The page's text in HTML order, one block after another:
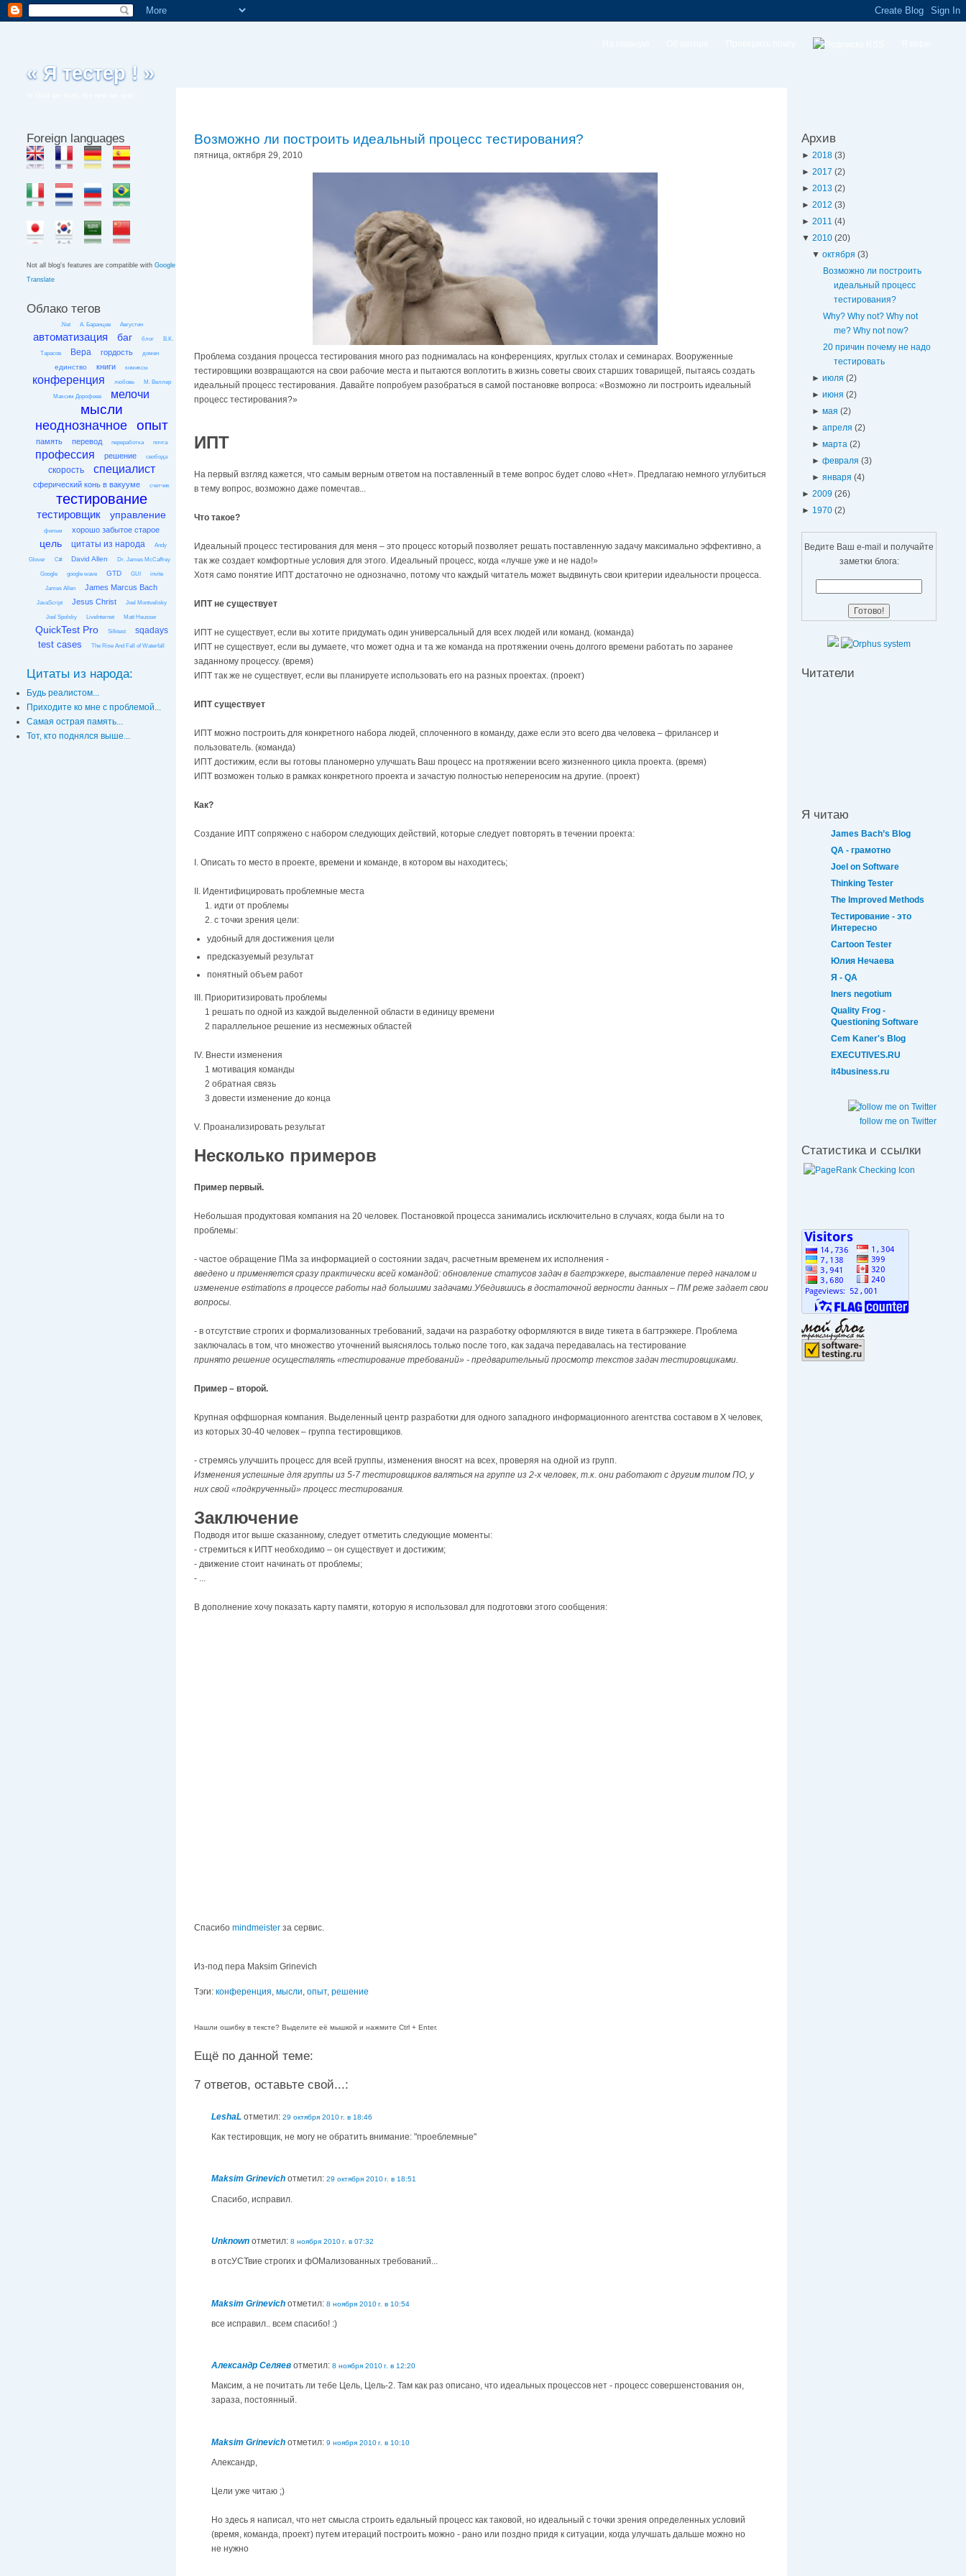
« Я тестер ! »
Foreign languages
Not all blog's features are compatible with Google
Translate
Облако тегов
.Net А. Баранцев Августин
автоматизация баг блог В.К.
Тарасов Вера гордость домен
единство книги комиксы
конференция любовь М. Веллер
Максим Дорофеев мелочи
мысли
неоднозначное опыт
память перевод переработка почта
профессия решение свобода
скорость специалист
сферический конь в вакууме счетчик
тестирование
тестировщик управление
фильм хорошо забытое старое
цель цитаты из народа Andy
Glover C# David Allen Dr. James McCaffrey
Google google wave GTD GUI invite
James Allen James Marcus Bach
JavaScript Jesus Christ Joel Montvelisky
Joel Spolsky LiveInternet Matt Heusser
QuickTest Pro Silktest sqadays
test cases The Rise And Fall of Waterfall
Цитаты из народа:
Будь реалистом...
Приходите ко мне с проблемой...
Самая острая память...
Тот, кто поднялся выше...
Возможно ли построить идеальный процесс тестирования?
пятница, октября 29, 2010
Проблема создания процесса тестирования много раз поднималась на конференциях, круглых столах и семинарах. Вооруженные
тестировщики возвращаются на свои рабочие места и пытаются воплотить в жизнь советы своих старших товарищей, пытаясь создать
идеальный процесс тестирования. Давайте попробуем разобраться в самой постановке вопроса: «Возможно ли построить идеальный
процесс тестирования?»
ИПТ
На первый взгляд кажется, что самым верным ответом на поставленный в теме вопрос будет слово «Нет». Предлагаю немного углубиться
в тему вопрос, возможно даже помечтав...
Что такое?
Идеальный процесс тестирования для меня – это процесс который позволяет решать поставленную задачу максимально эффективно, а
так же создает комфортные условия для этого. Идеальный процесс, когда «лучше уже и не надо!»
Хотя само понятие ИПТ достаточно не однозначно, потому что каждый читатель может выдвинуть свои критерии идеальности процесса.
ИПТ не существует
ИПТ не существует, если вы хотите придумать один универсальный для всех людей или команд. (команда)
ИПТ не существует, если вы думаете, что может одна и та же команда на протяжении очень долгого времени работать по заранее
заданному процессу. (время)
ИПТ так же не существует, если вы планируете использовать его на разных проектах. (проект)
ИПТ существует
ИПТ можно построить для конкретного набора людей, сплоченного в команду, даже если это всего два человека – фрилансер и
пользователь. (команда)
ИПТ достижим, если вы готовы планомерно улучшать Ваш процесс на протяжении всего жизненного цикла проекта. (время)
ИПТ возможен только в рамках конкретного проекта и зачастую полностью непереносим на другие. (проект)
Как?
Создание ИПТ сопряжено с набором следующих действий, которые следует повторять в течении проекта:
I. Описать то место в проекте, времени и команде, в котором вы находитесь;
II. Идентифицировать проблемные места
1. идти от проблемы
2. с точки зрения цели:
удобный для достижения цели
предсказуемый результат
понятный объем работ
III. Приоритизировать проблемы
1 решать по одной из каждой выделенной области в единицу времени
2 параллельное решение из несмежных областей
IV. Внести изменения
1 мотивация команды
2 обратная связь
3 довести изменение до конца
V. Проанализировать результат
Несколько примеров
Пример первый.
Небольшая продуктовая компания на 20 человек. Постановкой процесса занимались исключительно в случаях, когда были на то
проблемы:
- частое обращение ПМа за информацией о состоянии задач, расчетным временем их исполнения -
введено и применяется сразу практически всей командой: обновление статусов задач в багтрэккере, выставление перед началом и
изменение estimations в процессе работы над большими задачами.Убедившись в достаточной верности данных – ПМ реже задает свои
вопросы.
- в отсутствие строгих и формализованных требований, задачи на разработку оформляются в виде тикета в багтрэккере. Проблема
заключалась в том, что множество уточнений выяснялось только после того, как задача передавалась на тестирование
принято решение осуществлять «тестирование требований» - предварительный просмотр текстов задач тестировщиками.
Пример – второй.
Крупная оффшорная компания. Выделенный центр разработки для одного западного информационного агентства составом в Х человек,
из которых 30-40 человек – группа тестировщиков.
- стремясь улучшить процесс для всей группы, изменения вносят на всех, проверяя на одной из групп.
Изменения успешные для группы из 5-7 тестировщиков валяться на группе из 2-х человек, т.к. они работают с другим типом ПО, у
них свой «подкрученный» процесс тестирования.
Заключение
Подводя итог выше сказанному, следует отметить следующие моменты:
- стремиться к ИПТ необходимо – он существует и достижим;
- движение стоит начинать от проблемы;
- ...
В дополнение хочу показать карту памяти, которую я использовал для подготовки этого сообщения:
Спасибо mindmeister за сервис.
Из-под пера Maksim Grinevich
Тэги: конференция мысли опыт, решение
Нашли ошибку в тексте? Выделите её мышкой и нажмите Ctrl + Enter.
Ещё по данной теме:
7 ответов, оставьте свой...:
LeshaL отметил: 29 октября 2010 г. в 18:46
Как тестировщик, не могу не обратить внимание: "проеблемные"
Maksim Grinevich отметил: 29 октября 2010 г. в 18:51
Спасибо, исправил.
Unknown отметил: 8 ноября 2010 г. в 07:32
в отсУСТвие строгих и фОМализованных требований...
Maksim Grinevich отметил: 8 ноября 2010 г. в 10:54
все исправил.. всем спасибо! :)
Александр Селяев отметил: 8 ноября 2010 г. в 12:20
Максим, а не почитать ли тебе Цель, Цель-2. Там как раз описано, что идеальных процессов нет - процесс совершенстования он,
зараза, постоянный.
Maksim Grinevich отметил: 9 ноября 2010 г. в 10:10
Александр,
Цели уже читаю ;)
Но здесь я написал, что нет смысла строить едальный процесс как таковой, но идеальный с точки зрения определенных условий
(время, команда, проект) путем итераций построить можно - рано или поздно придя к ситуации, когда улучшать дальше можно но
не нужно
Архив
► 2018 (3)
► 2017 (2)
► 2013 (2)
► 2012 (3)
► 2011 (4)
▼ 2010 (20)
▼октября(3)
Возможно ли построить
идеальный процесс
тестирования?
Why? Why not? Why not
me? Why not now?
20 причин почему не надо
тестировать
►июля(2)
►июня(2)
►мая(2)
►апреля(2)
►марта(2)
►февраля(3)
►января(4)
► 2009 (26)
► 1970 (2)
Ведите Ваш e-mail и получайте
заметки блога:
Читатели
Я читаю
James Bach’s Blog
QA - грамотно
Joel on Software
Thinking Tester
The Improved Methods
Тестирование - это
Интересно
Cartoon Tester
Юлия Нечаева
Я - QA
Iners negotium
Quality Frog -
Questioning Software
Cem Kaner's Blog
EXECUTIVES.RU
it4business.ru
follow me on Twitter
Статистика и ссылки